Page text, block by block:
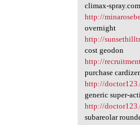
climax-
http://
overnight
http://
cost geodon
http://
purchase
http://
generic super-
http://
subareolar